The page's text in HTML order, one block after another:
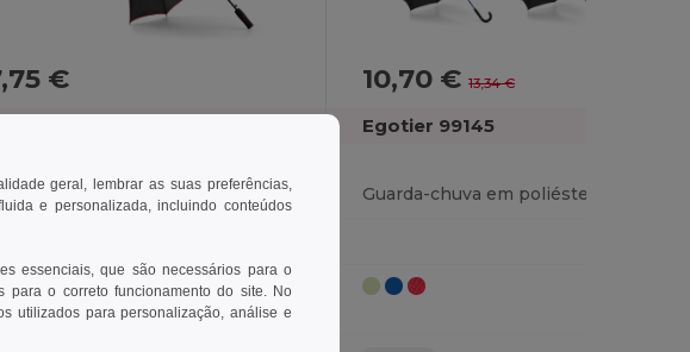
€
Guarda-chuva em poliéster 190T com abertura automática
10,70 €13,34 €
Egotier 99145
geral, lembrar as suas preferências,
e personalizada, incluindo conteúdos
essenciais, que são necessários para o
para o correto funcionamento do site. No
utilizados para personalização, análise e